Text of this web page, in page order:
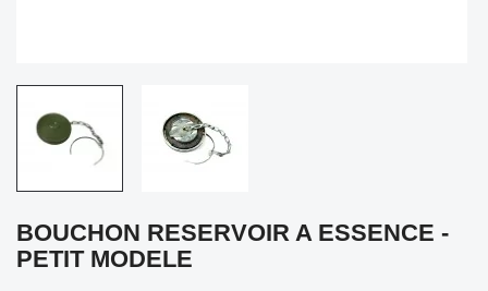
BOUCHON RESERVOIR A ESSENCE -
PETIT MODELE